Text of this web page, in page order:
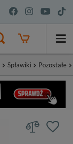
Spławiki Pozostałe